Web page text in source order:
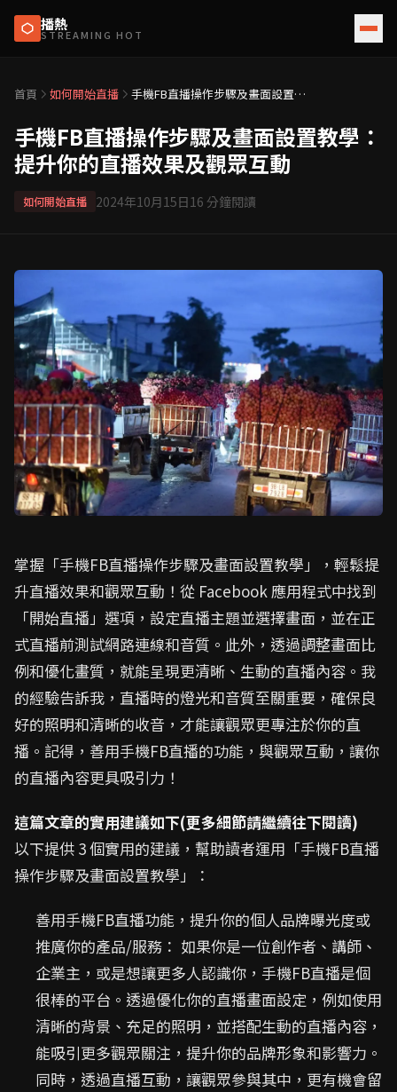
播熱
STREAMING HOT
首頁 如何開始直播
手機FB直播操作步驟及畫面設置教
手機FB直播操作步驟及畫面設置教學：
提升你的直播效果及觀眾互動
如何開始直播 2024年10月15日16 分鐘閱讀
掌握「手機FB直播操作步驟及畫面設置教學」，輕鬆提
升直播效果和觀眾互動！從 Facebook 應用程式中找到
「開始直播」選項，設定直播主題並選擇畫面，並在正
式直播前測試網路連線和音質。此外，透過調整畫面比
例和優化畫質，就能呈現更清晰、生動的直播內容。我
的經驗告訴我，直播時的燈光和音質至關重要，確保良
好的照明和清晰的收音，才能讓觀眾更專注於你的直
播。記得，善用手機FB直播的功能，與觀眾互動，讓你
的直播內容更具吸引力！
這篇文章的實用建議如下(更多細節請繼續往下閱讀)
以下提供 3 個實用的建議，幫助讀者運用「手機FB直播
操作步驟及畫面設置教學」：
善用手機FB直播功能，提升你的個人品牌曝光度或
推廣你的產品/服務： 如果你是一位創作者、講師、
企業主，或是想讓更多人認識你，手機FB直播是個
很棒的平台。透過優化你的直播畫面設定，例如使用
清晰的背景、充足的照明，並搭配生動的直播內容，
能吸引更多觀眾關注，提升你的品牌形象和影響力。
同時，透過直播互動，讓觀眾參與其中，更有機會留